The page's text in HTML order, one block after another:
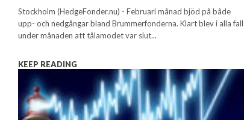
Stockholm (HedgeFonder.nu) - Februari månad bjöd på både
upp- och nedgångar bland Brummerfonderna. Klart blev i alla fall
under månaden att tålamodet var slut...
KEEP READING